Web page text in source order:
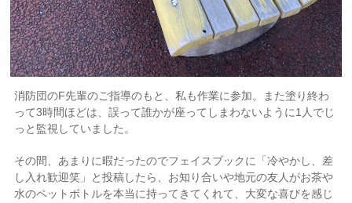
消防団のF先輩のご指導のもと、私も作業に参加。また塗り終わ
って3時間ほどは、誤って誰かが座ってしまわないように1人でじ
っと監視していました。
その間、あまりに暇だったのでフェイスブックに「冷やかし、差
し入れ歓迎笑」と投稿したら、お知り合いや地元の友人がお茶や
水のペットボトルを本当に持ってきてくれて、大変な喜びを感じ